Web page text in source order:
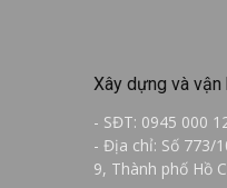
Xây dựng và
- SĐT: 0945 000
- Địa chỉ: Số 773/
9, Thành phố Hồ